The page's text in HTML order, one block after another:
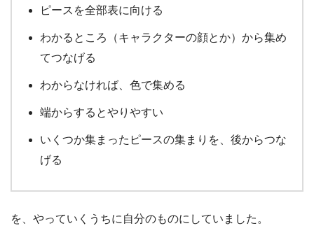
ピースを全部表に向ける
わかるところ（キャラクターの顔とか）から集め
てつなげる
わからなければ、色で集める
端からするとやりやすい
いくつか集まったピースの集まりを、後からつな
げる
を、やっていくうちに自分のものにしていました。